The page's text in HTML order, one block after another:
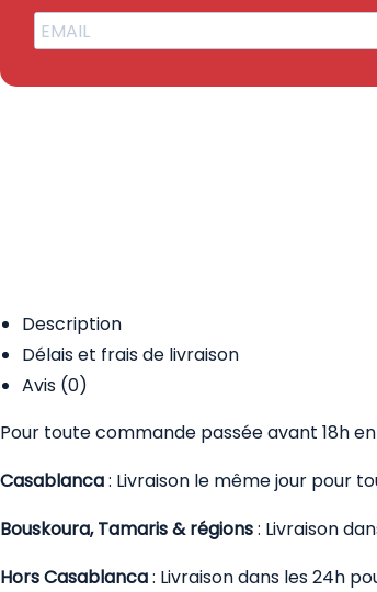
Description
Délais et frais de livraison
Avis (0)
Pour toute commande passée avant 18h
Casablanca: Livraison le même jour pour
Bouskoura, Tamaris & régions: Livraison
Hors Casablanca: Livraison dans les 24h